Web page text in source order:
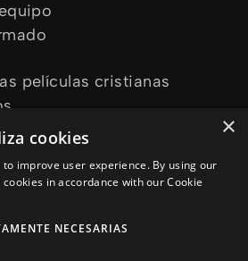
películas cristianas
×
cookies
improve user experience. By using our
in accordance with our Cookie
NECESARIAS